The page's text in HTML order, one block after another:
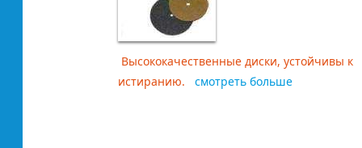
Высококачественные диски, устойчивы к
истиранию. смотреть больше